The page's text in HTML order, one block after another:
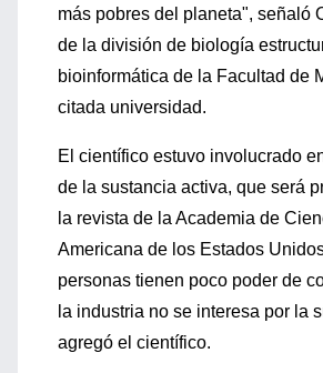
más pobres del planeta", señaló
de la división de biología
bioinformática de la Facultad de
citada universidad.
El científico estuvo involucrado
de la sustancia activa, que será
la revista de la Academia de
Americana de los Estados
personas tienen poco poder de
la industria no se interesa por la
agregó el científico.